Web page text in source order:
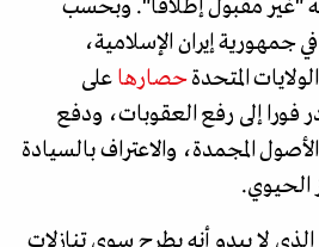
"غير مقبول إطلاقا". وبحسب
جمهورية إيران الإسلامية،
المتحدةحصارها على
فورا إلى رفع العقوبات، ودفع
المجمدة، والاعتراف بالسيادة
الحيوي.
لا يبدو أنه يطرح سوى تنازلات